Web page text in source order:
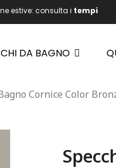
estive: consulta i tempi
DA BAGNO
Cornice Color